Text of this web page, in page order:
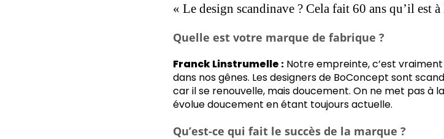
« Le design scandinave ? Cela fait 60 ans qu’il est
Quelle est votre marque de fabrique ?
Franck Linstrumelle : Notre empreinte, c’est
dans nos gênes. Les designers de BoConcept sont
car il se renouvelle, mais doucement. On ne met pas à
évolue doucement en étant toujours actuelle.
Qu’est-ce qui fait le succès de la marque ?